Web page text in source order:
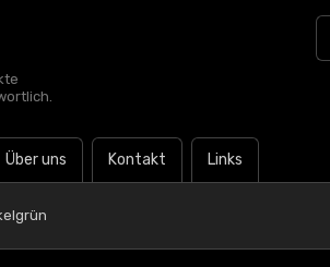
Über uns Kontakt Links